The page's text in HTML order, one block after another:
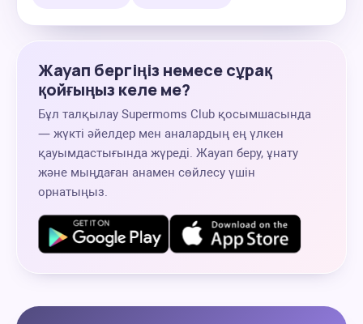
Жауап бергіңіз немесе сұрақ
қойғыңыз келе ме?
Бұл талқылау Supermoms Club қосымшасында
— жүкті әйелдер мен аналардың ең үлкен
қауымдастығында жүреді. Жауап беру, ұнату
және мыңдаған анамен сөйлесу үшін
орнатыңыз.